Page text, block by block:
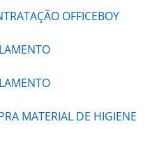
OFFICEBOY
MATERIAL DE HIGIENE